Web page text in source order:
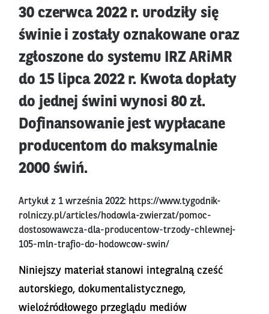
30 czerwca 2022 r. urodziły się
świnie i zostały oznakowane oraz
zgłoszone do systemu IRZ ARiMR
do 15 lipca 2022 r. Kwota dopłaty
do jednej świni wynosi 80 zł.
Dofinansowanie jest wypłacane
producentom do maksymalnie
2000 świń.
Artykuł z 1 września 2022: https://www.tygodnik-
rolniczy.pl/articles/hodowla-zwierzat/pomoc-
dostosowawcza-dla-producentow-trzody-chlewnej-
105-mln-trafio-do-hodowcow-swin/
Niniejszy materiał stanowi integralną cześć
autorskiego, dokumentalistycznego,
wieloźródłowego przeglądu mediów